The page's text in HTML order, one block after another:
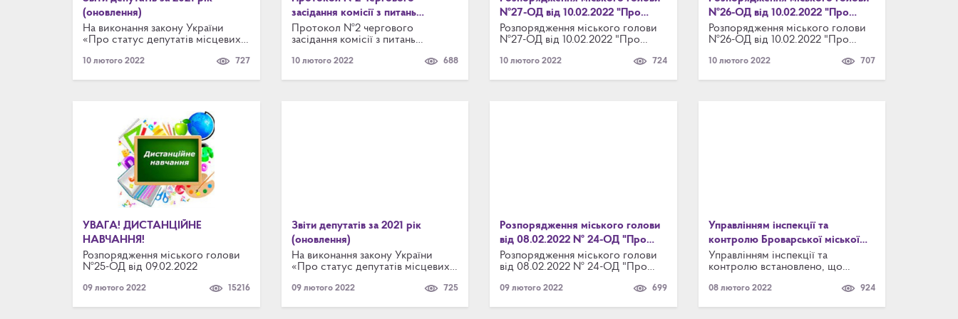
(оновлення)
На виконання закону України
«Про статус депутатів місцевих
Броварської міської ради
попередній рік.
10 лютого 2022 727
засідання комісії з питань
техногенно-екологічної безпеки
та надзвичайних ситуацій
Протокол №2 чергового
засідання комісії з питань
та надзвичайних ситуацій
10 лютого 2022 688
№27-ОД від 10.02.2022 "Про
перенесення чергового
пленарного засідання сесії
Броварської міської ради
Розпорядження міського голови
№27-ОД від 10.02.2022 "Про
пленарного засідання сесії
10 лютого 2022 724
№26-ОД від 10.02.2022 "Про
скликання двадцять третьої
позачергової сесії Броварської
міської ради Броварського
Розпорядження міського голови
№26-ОД від 10.02.2022 "Про
позачергової сесії Броварської
10 лютого 2022 707
УВАГА! ДИСТАНЦІЙНЕ
НАВЧАННЯ!
Розпорядження міського голови
№25-ОД від 09.02.2022
09 лютого 2022 15216
Звіти депутатів за 2021 рік
(оновлення)
На виконання закону України
«Про статус депутатів місцевих
Броварської міської ради
09 лютого 2022 725
Розпорядження міського голови
від 08.02.2022 № 24-ОД "Про
скликання позачергового
засідання виконавчого комітету"
Розпорядження міського голови
від 08.02.2022 № 24-ОД "Про
засідання виконавчого комітету"
09 лютого 2022 699
Управлінням інспекції та
контролю Броварської міської
ради виявлено незаконне
будівництво
Управлінням інспекції та
контролю встановлено, що
вулиці Кобилянської Ольги, 2 в м.
08 лютого 2022 924